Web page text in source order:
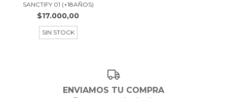
SANCTIFY 01 (+18AÑOS)
$17.000,00
SIN STOCK
ENVIAMOS TU COMPRA